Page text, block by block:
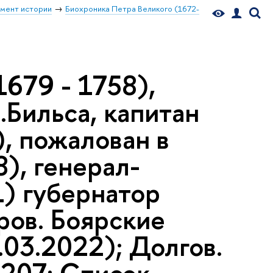
истории
Биохроника Петра Великого (1672-
- 1758),
капитан
пожалован в
генерал-
губернатор
Боярские
Долгов.